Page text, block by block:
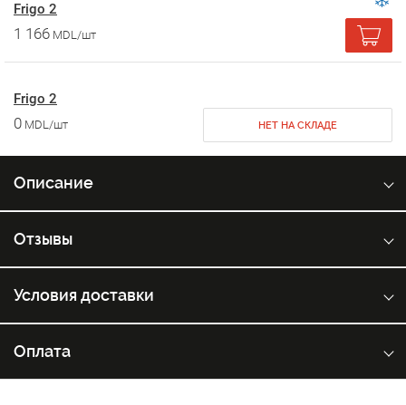
Frigo 2
1 166 MDL/шт
Frigo 2
0 MDL/шт НЕТ НА СКЛАДЕ
Описание
Отзывы
Условия доставки
Оплата